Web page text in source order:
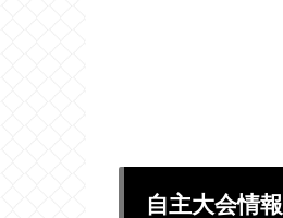
自主大会情報